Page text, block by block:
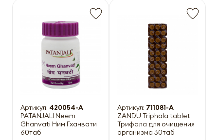
Артикул: 420054-А
PATANJALI Neem
Ghanvati Ним Гханвати
60таб
Артикул: 711081-A
ZANDU Triphala tablet
Трифала для очищения
организма 30таб